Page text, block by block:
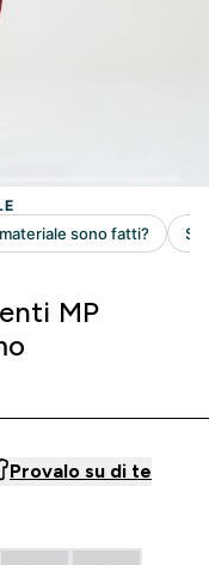
MP
Provalo su di te